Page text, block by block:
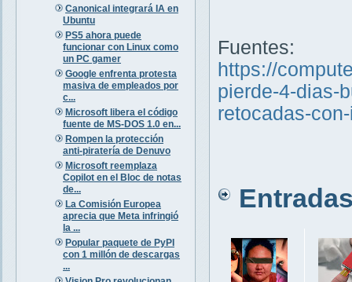
Canonical integrará IA en
Ubuntu
PS5 ahora puede
funcionar con Linux como
un PC gamer
Google enfrenta protesta
masiva de empleados por
c...
Microsoft libera el código
fuente de MS-DOS 1.0 en...
Rompen la protección
anti-piratería de Denuvo
Microsoft reemplaza
Copilot en el Bloc de notas
de...
La Comisión Europea
aprecia que Meta infringió
la ...
Popular paquete de PyPI
con 1 millón de descargas
...
Fuentes:
https://
pierde-4-dias-
retocadas-
Entradas